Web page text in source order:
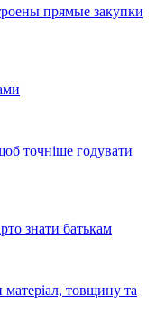
прямые закупки
точніше годувати
знати батькам
товщину та